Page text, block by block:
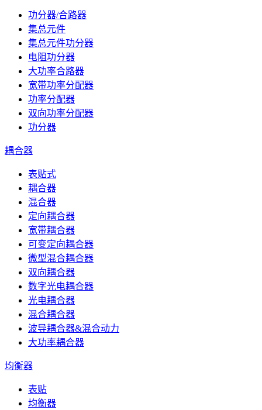
功分器/合路器
集总元件
集总元件功分器
电阻功分器
大功率合路器
宽带功率分配器
功率分配器
双向功率分配器
功分器
耦合器
表贴式
耦合器
混合器
定向耦合器
宽带耦合器
可变定向耦合器
微型混合耦合器
双向耦合器
数字光电耦合器
光电耦合器
混合耦合器
波导耦合器&混合动力
大功率耦合器
均衡器
表贴
均衡器